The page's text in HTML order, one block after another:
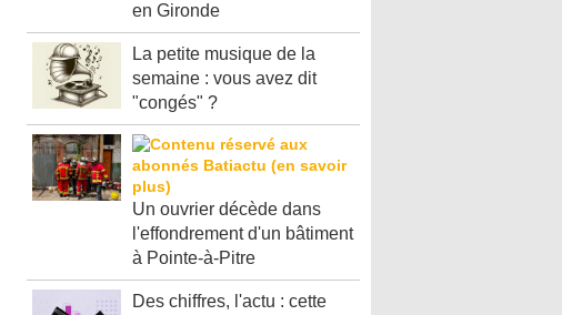
en Gironde
La petite musique de la
semaine : vous avez dit
"congés" ?
Un ouvrier décède dans
l'effondrement d'un bâtiment
à Pointe-à-Pitre
Des chiffres, l'actu : cette